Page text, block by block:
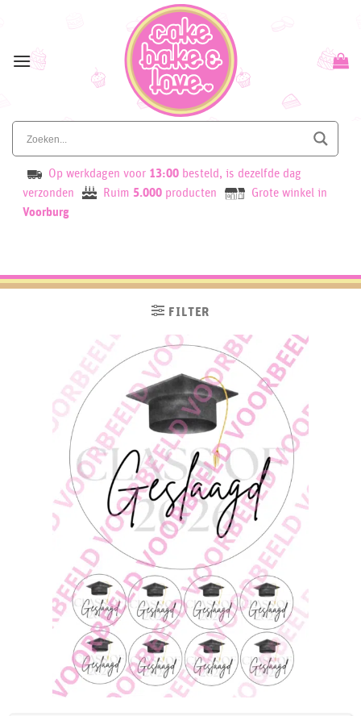
content
Op werkdagen voor 13:00 besteld, is dezelfde dag
verzonden
Ruim 5.000 producten
Grote winkel in
Voorburg
FILTER